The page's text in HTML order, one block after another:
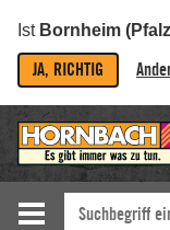
Ist Bornheim
JA, RICHTIG